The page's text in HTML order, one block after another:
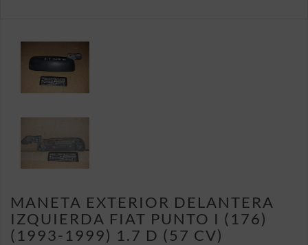
MANETA EXTERIOR DELANTERA
IZQUIERDA FIAT PUNTO I (176)
(1993-1999) 1.7 D (57 CV)